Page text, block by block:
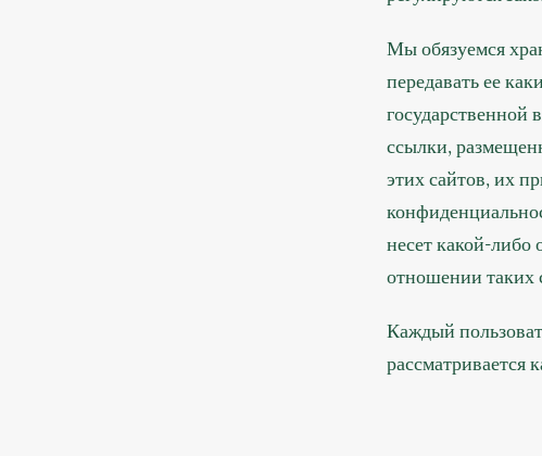
Мы обязуемся
передавать ее
государственной
ссылки,
этих сайтов, их
несет какой-либо
отношении таких
Каждый
рассматривается